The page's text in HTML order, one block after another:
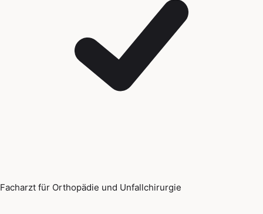
Facharzt für Orthopädie und Unfallchirurgie